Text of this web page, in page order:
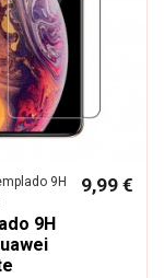
9H
9H
9,99 €